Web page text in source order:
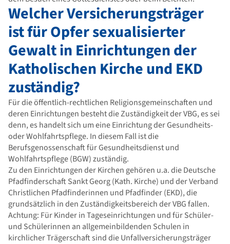
Welcher Versicherungsträger
ist für Opfer sexualisierter
Gewalt in Einrichtungen der
Katholischen Kirche und EKD
zuständig?
Für die öffentlich-rechtlichen Religionsgemeinschaften und
deren Einrichtungen besteht die Zuständigkeit der VBG, es sei
denn, es handelt sich um eine Einrichtung der Gesundheits-
oder Wohlfahrtspflege. In diesem Fall ist die
Berufsgenossenschaft für Gesundheitsdienst und
Wohlfahrtspflege (BGW) zuständig.
Zu den Einrichtungen der Kirchen gehören u.a. die Deutsche
Pfadfinderschaft Sankt Georg (Kath. Kirche) und der Verband
Christlichen Pfadfinderinnen und Pfadfinder (EKD), die
grundsätzlich in den Zuständigkeitsbereich der VBG fallen.
Achtung: Für Kinder in Tageseinrichtungen und für Schüler-
und Schülerinnen an allgemeinbildenden Schulen in
kirchlicher Trägerschaft sind die Unfallversicherungsträger